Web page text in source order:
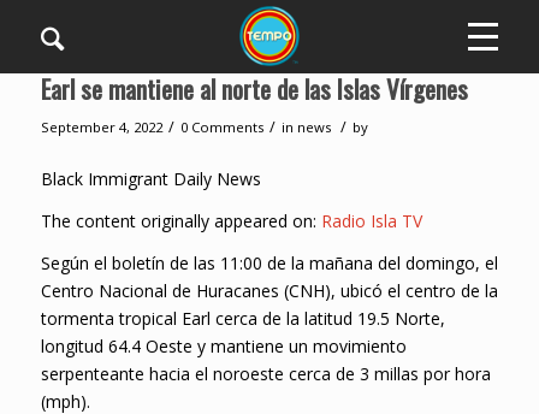
Earl se mantiene al norte de las Islas Vírgenes
September 4, 2022 / 0 Comments / in news / by
Black Immigrant Daily News
The content originally appeared on: Radio Isla TV
Según el boletín de las 11:00 de la mañana del domingo, el
Centro Nacional de Huracanes (CNH), ubicó el centro de la
tormenta tropical Earl cerca de la latitud 19.5 Norte,
longitud 64.4 Oeste y mantiene un movimiento
serpenteante hacia el noroeste cerca de 3 millas por hora
(mph).